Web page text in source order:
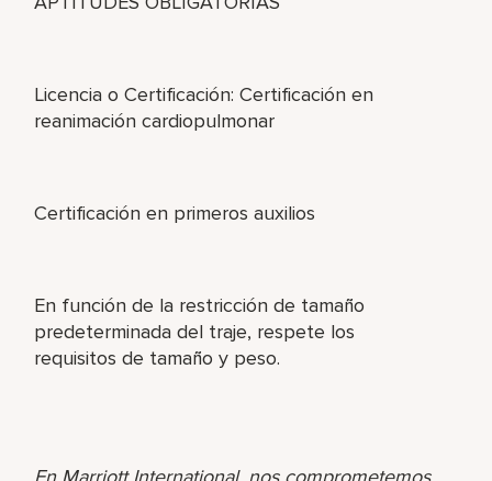
Licencia o Certificación: Certificación en
reanimación cardiopulmonar
Certificación en primeros auxilios
En función de la restricción de tamaño
predeterminada del traje, respete los
requisitos de tamaño y peso.
En Marriott International, nos comprometemos